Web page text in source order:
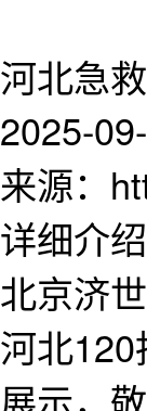
河北急
2025-
来源：
详细介绍
北京济
河北